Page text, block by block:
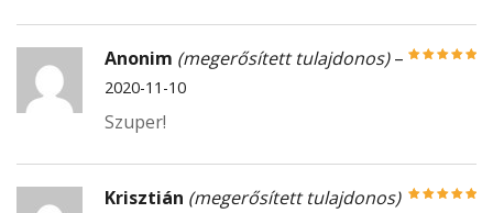
Anonim (megerősített tulajdonos) –
2020-11-10
Szuper!
Krisztián (megerősített tulajdonos)